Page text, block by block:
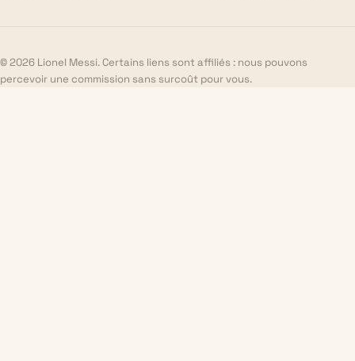
© 2026 Lionel Messi. Certains liens sont affiliés : nous pouvons
percevoir une commission sans surcoût pour vous.